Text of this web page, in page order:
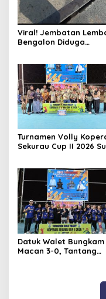
Viral! Jembatan
Bengalon Diduga
Segera Dibuka dan
Perbaikan Menyeluruh
Turnamen Volly
Sekurau Cup II 2026
UMKM
Datuk Walet Bungkam
Macan 3-0, Tantang